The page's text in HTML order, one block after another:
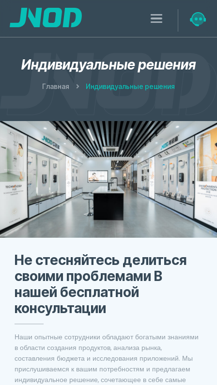
Индивидуальные решения
Главная Индивидуальные решения
Исследования и
разработки
Не стесняйтесь делиться
своими проблемами В
нашей бесплатной
консультации
Наши опытные сотрудники обладают богатыми знаниями
в области создания продуктов, анализа рынка,
составления бюджета и исследования приложений. Мы
прислушиваемся к вашим потребностям и предлагаем
индивидуальное решение, сочетающее в себе самые